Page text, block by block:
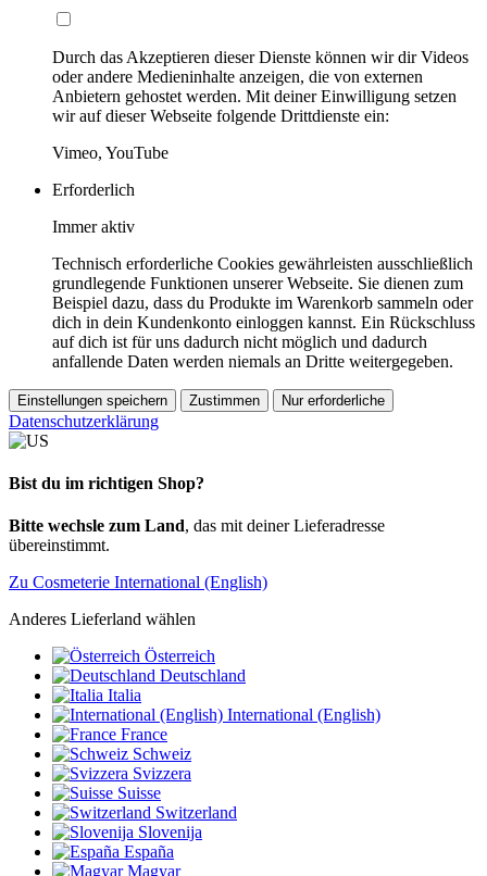
Durch das Akzeptieren dieser Dienste können wir dir Videos
oder andere Medieninhalte anzeigen, die von externen
Anbietern gehostet werden. Mit deiner Einwilligung setzen
wir auf dieser Webseite folgende Drittdienste ein:
Vimeo, YouTube
Erforderlich
Immer aktiv
Technisch erforderliche Cookies gewährleisten ausschließlich
grundlegende Funktionen unserer Webseite. Sie dienen zum
Beispiel dazu, dass du Produkte im Warenkorb sammeln oder
dich in dein Kundenkonto einloggen kannst. Ein Rückschluss
auf dich ist für uns dadurch nicht möglich und dadurch
anfallende Daten werden niemals an Dritte weitergegeben.
Einstellungen speichern Zustimmen Nur erforderliche
Datenschutzerklärung
Bist du im richtigen Shop?
Bitte wechsle zum Land, das mit deiner Lieferadresse
übereinstimmt.
Zu Cosmeterie International (English)
Anderes Lieferland wählen
Österreich
Deutschland
Italia
International (English)
France
Schweiz
Svizzera
Suisse
Switzerland
Slovenija
España
Magyar